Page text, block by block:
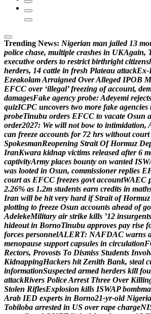
Trending News: Nigerian man jailed 13 mo
police chase, multiple crashes in UKAgain,
executive orders to restrict birthright citizens
herders, 14 cattle in fresh Plateau attackEx-
EzeakolamArraigned OverAlleged IPOB M
EFCC over ‘illegal’ freezing of account, de
damagesFake agency probe:Adeyemi rejects
quizICPC uncovers two more fake agencies
probeTinubu orders EFCC to vacate Osun a
order2027: We will not bow to intimidation,
can freeze accounts for 72 hrs without court
SpokesmanReopening Strait Of Hormuz De
IranKwara kidnap victims released after 6 m
captivityArmy places bounty on wanted ISW
was looted in Osun, commissioner replies E
court as EFCC freezes govt accountWAEC
2.26% as 1.2m students earn credits in math
Iran will be hit very hard if Strait of Hormuz
plotting to freeze Osun accounts ahead of go
AdelekeMilitary air strike kills ’12 insurgents
hideout in BornoTinubu approves pay rise f
forces personnelALERT: NAFDAC warns
menopause support capsules in circulationF
Rectors, Provosts To Dismiss Students Invol
KidnappingHackers hit Zenith Bank, steal c
informationSuspected armed herders kill fou
attackRivers PoliceArrest Three Over Killin
Stolen RiflesExplosion kills ISWAP bombma
Arab IED experts in Borno21-yr-old Nigeria
Tobiloba arrested in US over rape chargeNI